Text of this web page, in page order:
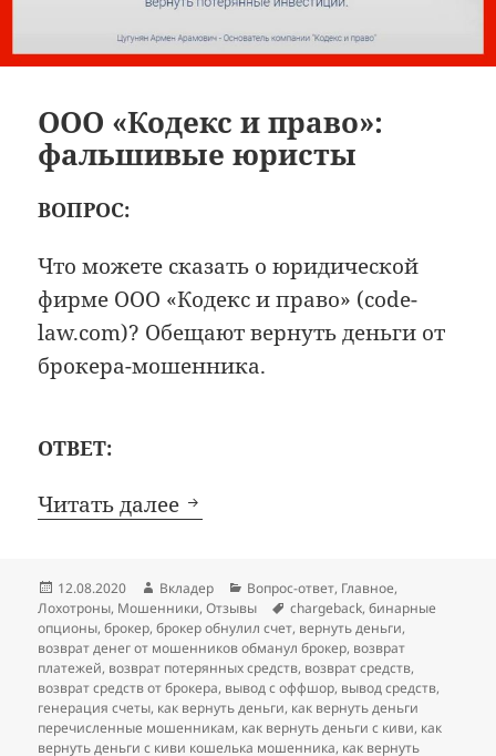
ООО «Кодекс и право»:
фальшивые юристы
ВОПРОС:
Что можете сказать о юридической
фирме ООО «Кодекс и право» (code-
law.com)? Обещают вернуть деньги от
брокера-мошенника.
ОТВЕТ:
Читать далее ООО «Кодекс и право»:
Опубликовано
12.08.2020 Автор
Вкладер Рубрики
Вопрос-ответ, Главное,
Лохотроны, Мошенники,Отзывы Метки
chargeback,бинарные
опционы,брокер,брокер обнулил счет, вернуть деньги,
возврат денег от мошенников обманул брокер, возврат
платежей, возврат потерянных средств, возврат средств,
возврат средств от брокера, вывод с оффшор, вывод средств,
генерация счеты, как вернуть деньги, как вернуть деньги
перечисленные мошенникам, как вернуть деньги с киви, как
вернуть деньги с киви кошелька мошенника, как вернуть